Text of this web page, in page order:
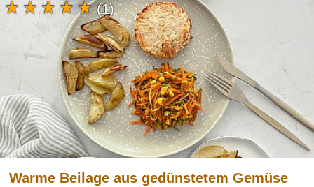
Warme Beilage aus gedünstetem Gemüse
(1)